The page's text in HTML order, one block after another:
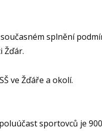
splnění
Žďár.
ve Žďáře a okolí.
sportovců je